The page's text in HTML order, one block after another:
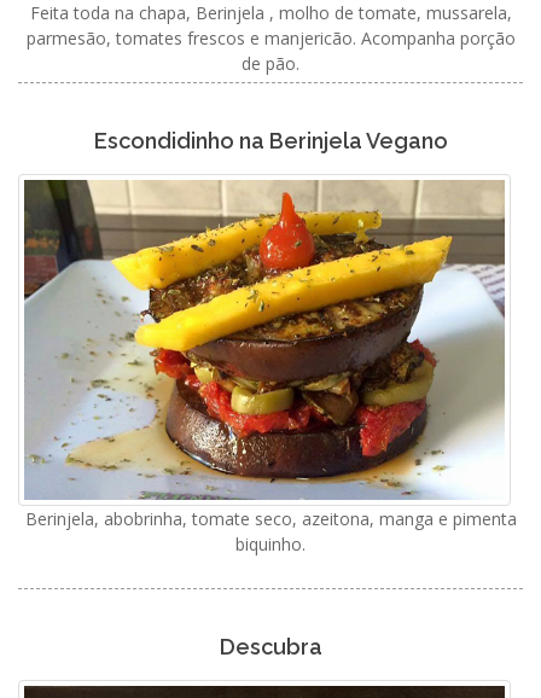
Feita toda na chapa, Berinjela , molho de tomate, mussarela,
parmesão, tomates frescos e manjericão. Acompanha porção
de pão.
Escondidinho na Berinjela Vegano
Berinjela, abobrinha, tomate seco, azeitona, manga e pimenta
biquinho.
Descubra